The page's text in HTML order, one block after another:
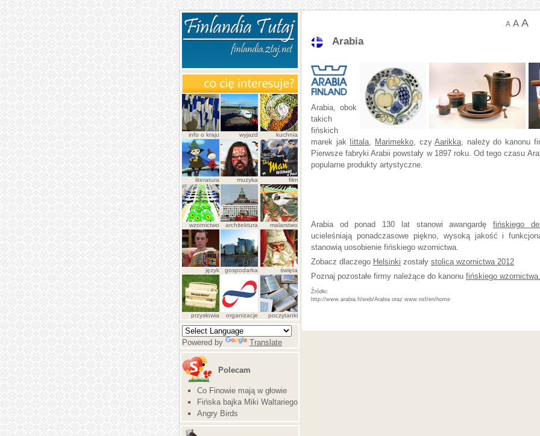
info o kraju wyjazd kuchnia
literatura muzyka film
wzornictwo architektura malarstwo
język gospodarka święta
przysłowia organizacje poczytanki
Powered by Translate
Polecam
Co Finowie mają w głowie
Fińska bajka Miki Waltariego
Angry Birds
A A A
Arabia
Arabia, obok
takich
fińskich
marek jak
Iittala, Marimekko, czyAarikka, należy do kanonu
Pierwsze fabryki Arabii powstały w 1897 roku. Od tego czasu
popularne produkty artystyczne.
Arabia od ponad 130 lat stanowi awangardę fińskiego
ucieleśniają ponadczasowe piękno, wysoką jakość i
stanowią uosobienie fińskiego wzornictwa.
Zobacz dlaczego Helsinki zostały stolicą wzornictwa 2012
Poznaj pozostałe firmy należące do kanonu fińskiego wzornictwa.
http://www.arabia.fi/web/Arabia oraz www.nsf/en/home